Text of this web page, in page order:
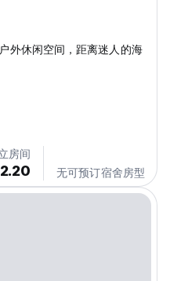
外休闲空间，距离迷人的海
房间
无可预订宿舍房型